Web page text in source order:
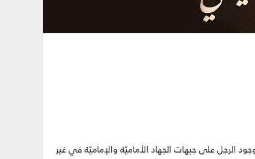
الرجل على جبهات الجهاد الأماميّة والإماميّة في غير